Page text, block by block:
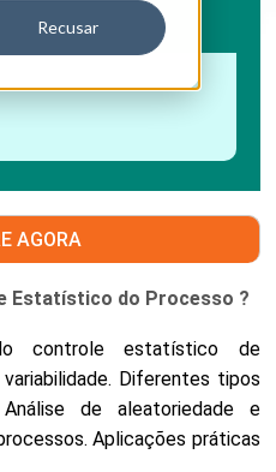
Recusar
AGORA
Estatístico do Processo ?
controle estatístico de
Diferentes tipos
de aleatoriedade e
Aplicações práticas